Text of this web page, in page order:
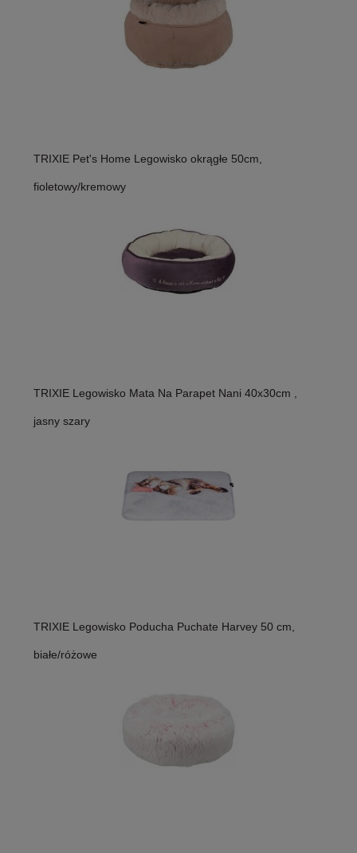
TRIXIE Pet's Home Legowisko okrągłe 50cm,
fioletowy/kremowy
TRIXIE Legowisko Mata Na Parapet Nani 40x30cm ,
jasny szary
TRIXIE Legowisko Poducha Puchate Harvey 50 cm,
białe/różowe